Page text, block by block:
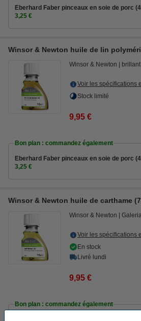
Eberhard Faber pinceaux en soie de porc
3,25 €
Winsor & Newton huile de lin
Winsor & Newton brillant
Voir les spécifications
Stock limité
9,95 €
Bon plan : commandez également
Eberhard Faber pinceaux en soie de porc
3,25 €
Winsor & Newton huile de carthame
Winsor & Newton
Voir les spécifications
En stock
Livré lundi
9,95 €
Bon plan : commandez également